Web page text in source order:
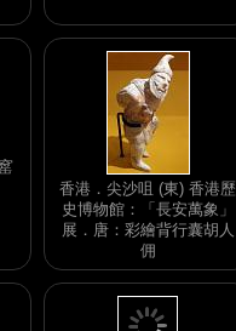
香港．尖沙咀 (東) 香港歷
史博物館：「長安萬象」
展．唐：彩繪背行囊胡人
佣